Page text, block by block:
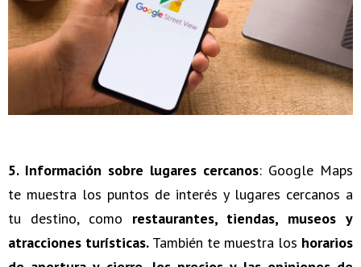
5. Información sobre lugares cercanos: Google Maps
te muestra los puntos de interés y lugares cercanos a
tu destino, como restaurantes, tiendas, museos y
atracciones turísticas. También te muestra los horarios